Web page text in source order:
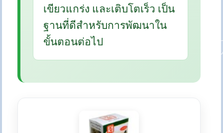
เขียวแกร่ง และเติบโตเร็ว เป็น
ฐานที่ดีสำหรับการพัฒนาใน
ขั้นตอนต่อไป